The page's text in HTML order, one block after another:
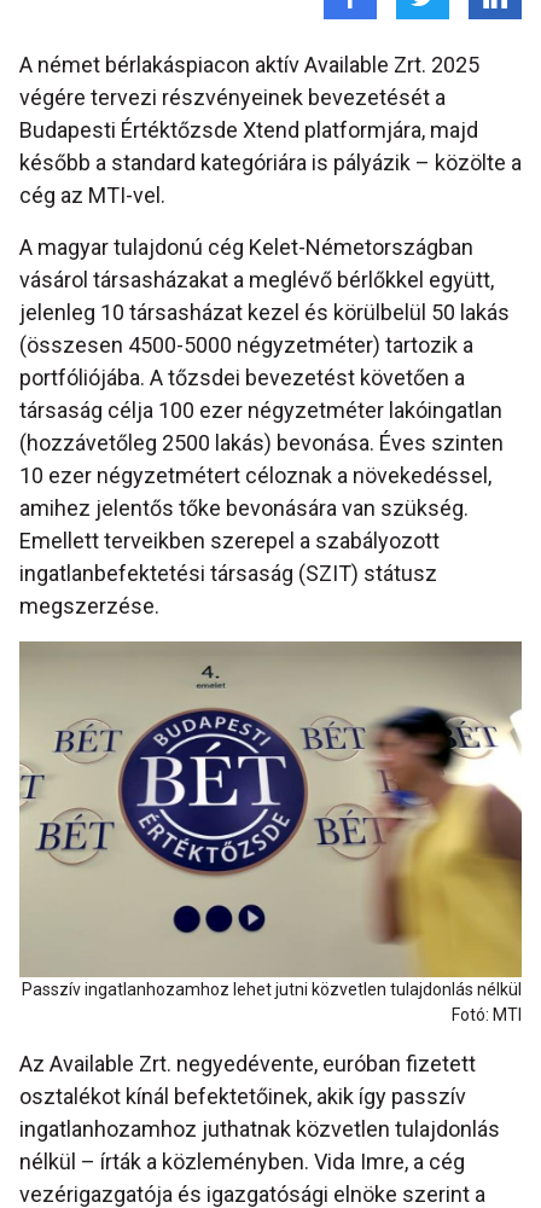
A német bérlakáspiacon aktív Available Zrt. 2025
végére tervezi részvényeinek bevezetését a
Budapesti Értéktőzsde Xtend platformjára, majd
később a standard kategóriára is pályázik – közölte a
cég az MTI-vel.
A magyar tulajdonú cég Kelet-Németországban
vásárol társasházakat a meglévő bérlőkkel együtt,
jelenleg 10 társasházat kezel és körülbelül 50 lakás
(összesen 4500-5000 négyzetméter) tartozik a
portfóliójába. A tőzsdei bevezetést követően a
társaság célja 100 ezer négyzetméter lakóingatlan
(hozzávetőleg 2500 lakás) bevonása. Éves szinten
10 ezer négyzetmétert céloznak a növekedéssel,
amihez jelentős tőke bevonására van szükség.
Emellett terveikben szerepel a szabályozott
ingatlanbefektetési társaság (SZIT) státusz
megszerzése.
Passzív ingatlanhozamhoz lehet jutni közvetlen tulajdonlás nélkül
Fotó: MTI
Az Available Zrt. negyedévente, euróban fizetett
osztalékot kínál befektetőinek, akik így passzív
ingatlanhozamhoz juthatnak közvetlen tulajdonlás
nélkül – írták a közleményben. Vida Imre, a cég
vezérigazgatója és igazgatósági elnöke szerint a